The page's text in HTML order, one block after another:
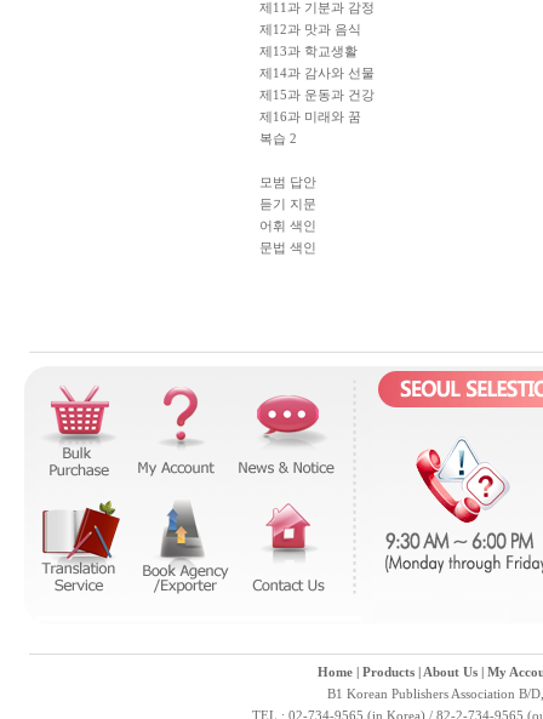
제11과 기분과 감정
제12과 맛과 음식
제13과 학교생활
제14과 감사와 선물
제15과 운동과 건강
제16과 미래와 꿈
복습 2
모범 답안
듣기 지문
어휘 색인
문법 색인
Home| Products| About Us| My
B1 Korean Publishers Association B/
TEL : 02-734-9565 (in Korea) / 82-2-734-9565